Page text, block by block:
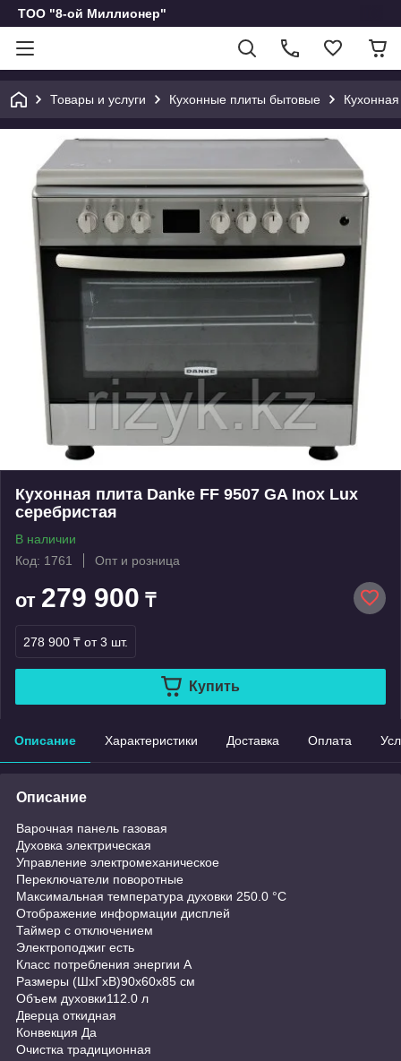
ТОО "8-ой Миллионер"
Товары и услуги Кухонные плиты бытовые
Кухонная плита Danke FF 9507 GA Inox Lux
серебристая
В наличии
Код: 1761
Опт и розница
от 279 900 ₸
278 900 ₸ от 3 шт.
Купить
Описание Характеристики Доставка Оплата
Описание
Варочная панель газовая
Духовка электрическая
Управление электромеханическое
Переключатели поворотные
Максимальная температура духовки 250.0 °С
Отображение информации дисплей
Таймер с отключением
Электроподжиг есть
Класс потребления энергии A
Размеры (ШхГхВ)90x60x85 см
Объем духовки112.0 л
Дверца откидная
Конвекция Да
Очистка традиционная